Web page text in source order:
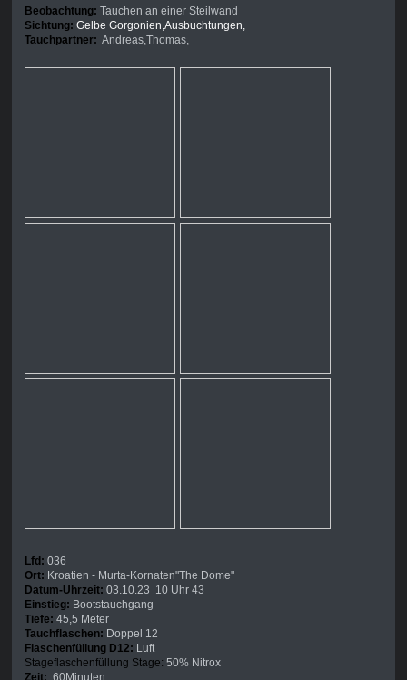
Beobachtung: Tauchen an einer Steilwand
Sichtung: Gelbe Gorgonien,Ausbuchtungen,
Tauchpartner: Andreas,Thomas,
Lfd: 036
Ort: Kroatien - Murta-Kornaten"The Dome"
Datum-Uhrzeit: 03.10.23 10 Uhr 43
Einstieg: Bootstauchgang
Tiefe: 45,5 Meter
Tauchflaschen: Doppel 12
Flaschenfüllung D12: Luft
Stageflaschenfüllung Stage: 50% Nitrox